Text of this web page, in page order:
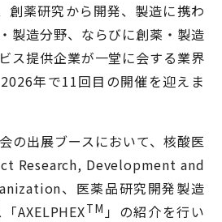
創薬研究から開発、製造に携わ
製造分野、ならびに創薬・製造
ス提供企業が一堂に会する業界
年で11回目の開催を迎えま
の出展ブースにおいて、核酸医
Research, Development and
、医薬品研究開発製造
AXELPHEXTM 」の紹介を行い